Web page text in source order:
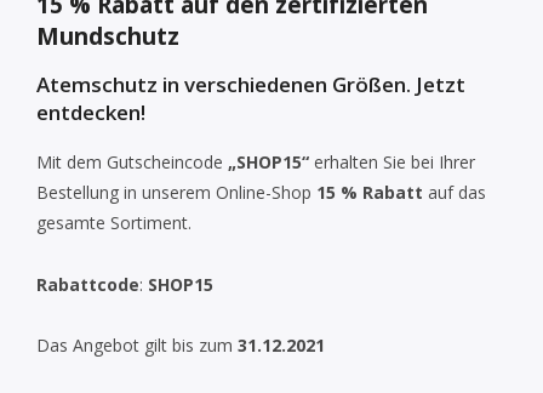
Mundschutz
Atemschutz in verschiedenen Größen. Jetzt
entdecken!
Mit dem Gutscheincode „SHOP15“ erhalten Sie bei Ihrer
Bestellung in unserem Online-Shop 15 % Rabatt auf das
gesamte Sortiment.
Rabattcode: SHOP15
Das Angebot gilt bis zum 31.12.2021